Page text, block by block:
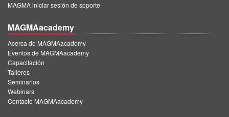
MAGMA iniciar sesión de soporte
MAGMAacademy
Acerca de MAGMAacademy
Eventos de MAGMAacademy
Capacitación
Talleres
Seminarios
Webinars
Contacto MAGMAacademy